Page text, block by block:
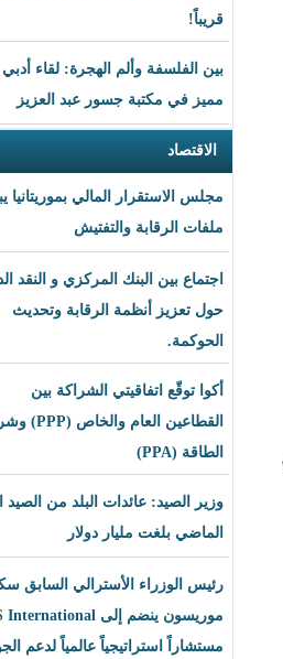
وألم الهجرة: لقاء أدبي
جسور عبد العزيز
المالي بموريتانيا يبحث
والتفتيش
المركزي و النقد الدولي
الرقابة وتحديث
الشراكة بين
القطاعين العام والخاص (PPP) وشراء
عائدات البلد من الصيد العام
مليار دولار
الأسترالي السابق سكوت
موريسون ينضم إلى BLS International
عالمياً لدعم الجودة